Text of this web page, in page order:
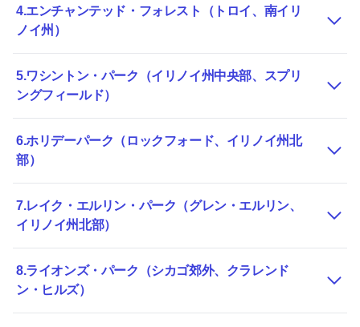
4.エンチャンテッド・フォレスト（トロイ、南イリ
ノイ州）
5.ワシントン・パーク（イリノイ州中央部、スプリ
ングフィールド）
6.ホリデーパーク（ロックフォード、イリノイ州北
部）
7.レイク・エルリン・パーク（グレン・エルリン、
イリノイ州北部）
8.ライオンズ・パーク（シカゴ郊外、クラレンド
ン・ヒルズ）